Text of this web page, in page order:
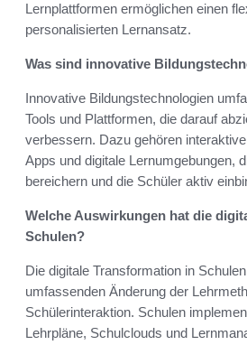
Lernplattformen ermöglichen einen
personalisierten Lernansatz.
Was sind innovative
Innovative Bildungstechnologien
Tools und Plattformen, die darauf
verbessern. Dazu gehören
Apps und digitale Lernumgebungen,
bereichern und die Schüler aktiv
Welche Auswirkungen hat die
Schulen?
Die digitale Transformation in
umfassenden Änderung der
Schülerinteraktion. Schulen
Lehrpläne, Schulclouds und